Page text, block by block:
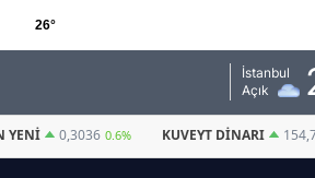
26°
İstanbul
Açık
Adana
YENI 0,3036 0.6% KUVEYT DINARI